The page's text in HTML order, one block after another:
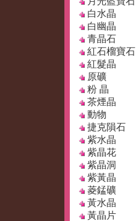
白水晶
白幽晶
青晶石
紅石榴寶石
紅髮晶
原礦
粉 晶
茶煙晶
動物
捷克隕石
紫水晶
紫晶花
紫晶洞
紫黃晶
菱錳礦
黃水晶
黃晶片